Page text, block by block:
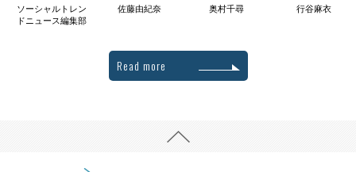
ソーシャルトレン
ドニュース編集部
佐藤由紀奈 奥村千尋 行谷麻衣
Read more